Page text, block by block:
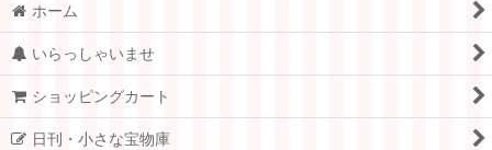
ホーム
いらっしゃいませ
ショッピングカート
日刊・小さな宝物庫